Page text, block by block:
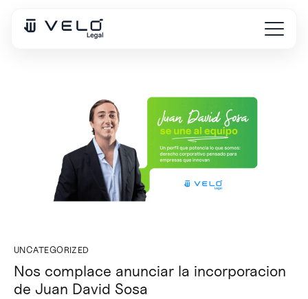
UNCATEGORIZED
Nos complace anunciar la incorporacion
de Juan David Sosa